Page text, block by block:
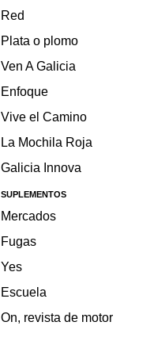
Red
Plata o plomo
Ven A Galicia
Enfoque
Vive el Camino
La Mochila Roja
Galicia Innova
SUPLEMENTOS
Mercados
Fugas
Yes
Escuela
On, revista de motor